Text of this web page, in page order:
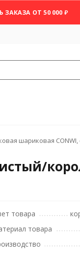
ОТ 50 000 ₽
шариковая
товара
товара